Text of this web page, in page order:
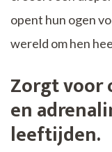
opent hun ogen
wereld om hen
Zorgt voor
en
leeftijden.